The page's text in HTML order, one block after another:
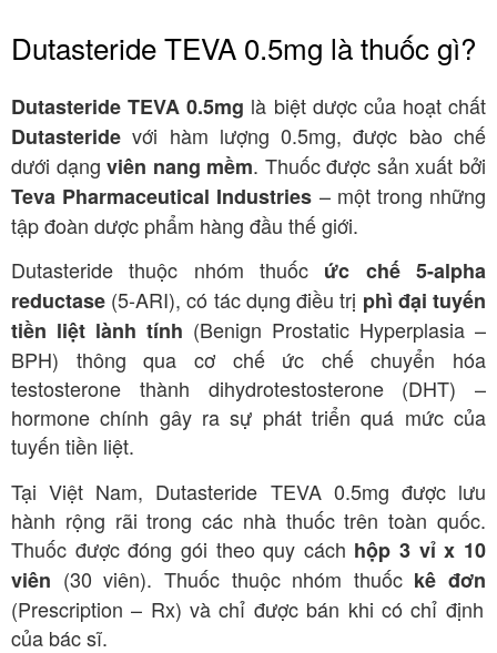
Dutasteride TEVA 0.5mg là thuốc gì?
Dutasteride TEVA 0.5mg là biệt dược của hoạt chất
Dutasteride với hàm lượng 0.5mg, được bào chế
dưới dạngviên nang mềm. Thuốc được sản xuất bởi
Teva Pharmaceutical Industries – một trong những
tập đoàn dược phẩm hàng đầu thế giới.
Dutasteride thuộc nhóm thuốc ức chế 5-alpha
reductase (5-ARI), có tác dụng điều trị phì đại tuyến
tiền liệt lành tính (Benign Prostatic Hyperplasia –
BPH) thông qua cơ chế ức chế chuyển hóa
testosterone thành dihydrotestosterone (DHT) –
hormone chính gây ra sự phát triển quá mức của
tuyến tiền liệt.
Tại Việt Nam, Dutasteride TEVA 0.5mg được lưu
hành rộng rãi trong các nhà thuốc trên toàn quốc.
Thuốc được đóng gói theo quy cách hộp 3 vỉ x 10
viên (30 viên). Thuốc thuộc nhóm thuốc kê đơn
(Prescription – Rx) và chỉ được bán khi có chỉ định
của bác sĩ.